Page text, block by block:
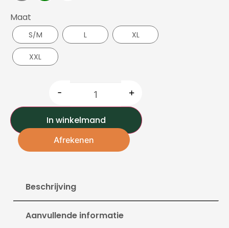
Maat
S/M L XL
XXL
- +
In winkelmand
Afrekenen
Beschrijving
Aanvullende informatie